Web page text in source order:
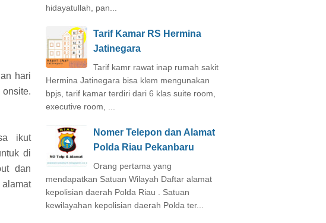
hari
ikut
di
dan
hidayatullah, pan...
Tarif Kamar RS Hermina
Jatinegara
Tarif kamr rawat inap rumah sakit
Hermina Jatinegara bisa klem mengunakan
bpjs, tarif kamar terdiri dari 6 klas suite room,
executive room, ...
Nomer Telepon dan Alamat
Polda Riau Pekanbaru
Orang pertama yang
mendapatkan Satuan Wilayah Daftar alamat
kepolisian daerah Polda Riau . Satuan
kewilayahan kepolisian daerah Polda ter...